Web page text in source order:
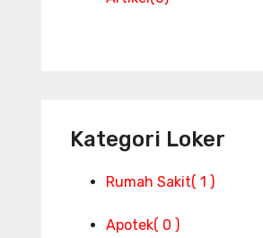
Kategori Loker
Rumah Sakit( 1 )
Apotek( 0 )